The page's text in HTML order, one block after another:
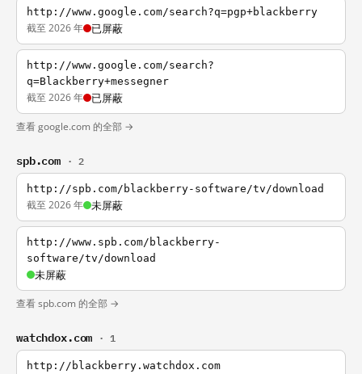
http://www.google.com/search?q=pgp+blackberry
截至 2026 年 已屏蔽
http://www.google.com/search?
q=Blackberry+messegner
截至 2026 年 已屏蔽
查看 google.com 的全部 →
spb.com · 2
http://spb.com/blackberry-software/tv/download
截至 2026 年 未屏蔽
http://www.spb.com/blackberry-
software/tv/download
未屏蔽
查看 spb.com 的全部 →
watchdox.com · 1
http://blackberry.watchdox.com